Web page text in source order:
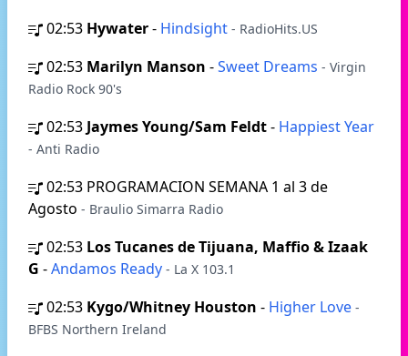
02:53 Hywater- Hindsight - RadioHits.US
02:53 Marilyn Manson -Sweet Dreams - Virgin
Radio Rock 90's
02:53 Jaymes Young/Sam Feldt- Happiest Year
- Anti Radio
02:53 PROGRAMACION SEMANA 1 al 3 de
Agosto - Braulio Simarra Radio
02:53 Los Tucanes de Tijuana, Maffio & Izaak
G -Andamos Ready - La X 103.1
02:53 Kygo/Whitney Houston - Higher Love -
BFBS Northern Ireland